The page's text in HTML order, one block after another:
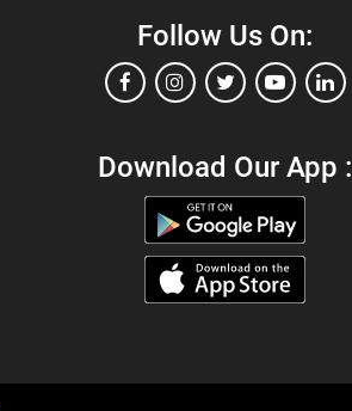
Follow Us On:
Download Our App :